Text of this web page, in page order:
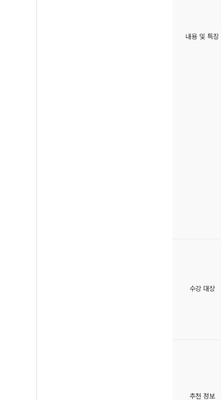
내용 및 특징
수강 대상
추천 정보